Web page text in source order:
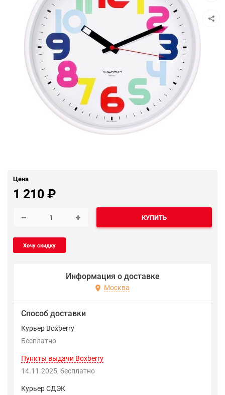
Цена
1 210₽
КУПИТЬ
Информация о доставке
Москва
Способ доставки
Курьер Boxberry
Бесплатно
Пункты выдачи Boxberry
14.11.2025
Бесплатно
Курьер СДЭК